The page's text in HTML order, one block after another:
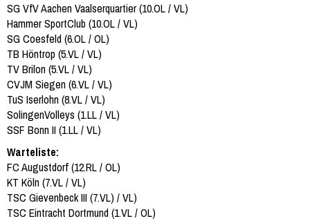
SG VfV Aachen Vaalserquartier (10.OL / VL)
Hammer SportClub (10.OL / VL)
SG Coesfeld (6.OL / OL)
TB Höntrop (5.VL / VL)
TV Brilon (5.VL / VL)
CVJM Siegen (6.VL / VL)
TuS Iserlohn (8.VL / VL)
SolingenVolleys (1.LL / VL)
SSF Bonn II (1.LL / VL)
Warteliste:
FC Augustdorf (12.RL / OL)
KT Köln (7.VL / VL)
TSC Gievenbeck III (7.VL) / VL)
TSC Eintracht Dortmund (1.VL / OL)